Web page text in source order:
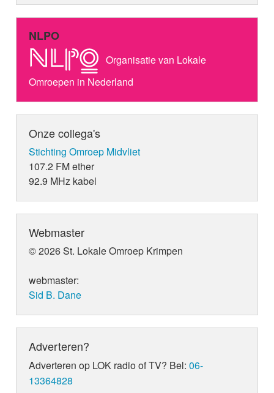
NLPO
Organisatie van Lokale
Omroepen in Nederland
Onze collega's
Stichting Omroep Midvliet
107.2 FM ether
92.9 MHz kabel
Webmaster
© 2026 St. Lokale Omroep Krimpen
webmaster:
Sid B. Dane
Adverteren?
Adverteren op LOK radio of TV? Bel:06-
13364828